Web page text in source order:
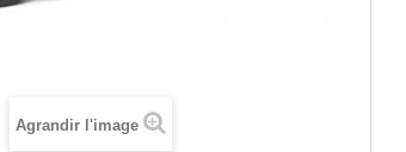
Agrandir l'image